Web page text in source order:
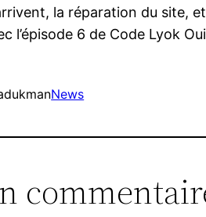
la réparation du site,
l’épisode 6 de Code Lyok
News